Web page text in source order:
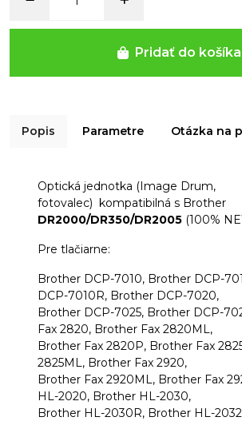
Pridať do košíka
Popis Parametre Otázka na
Optická jednotka (Image Drum,
fotovalec) kompatibilná s Brother
DR2000/DR350/DR2005 (100%
Pre tlačiarne:
Brother DCP-7010, Brother DCP-
DCP-7010R, Brother DCP-7020,
Brother DCP-7025, Brother DCP-
Fax 2820, Brother Fax 2820ML,
Brother Fax 2820P, Brother Fax
2825ML, Brother Fax 2920,
Brother Fax 2920ML, Brother Fax
HL-2020, Brother HL-2030,
Brother HL-2030R, Brother HL-